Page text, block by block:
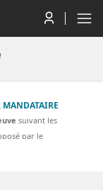
MANDATAIRE
suivant les
par le
en achetant votre